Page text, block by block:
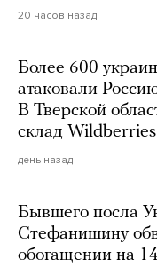
20 часов назад
Более 600
атаковали
В Тверской
склад Wildberries
день назад
Бывшего посла
Стефанишину
обогащении на